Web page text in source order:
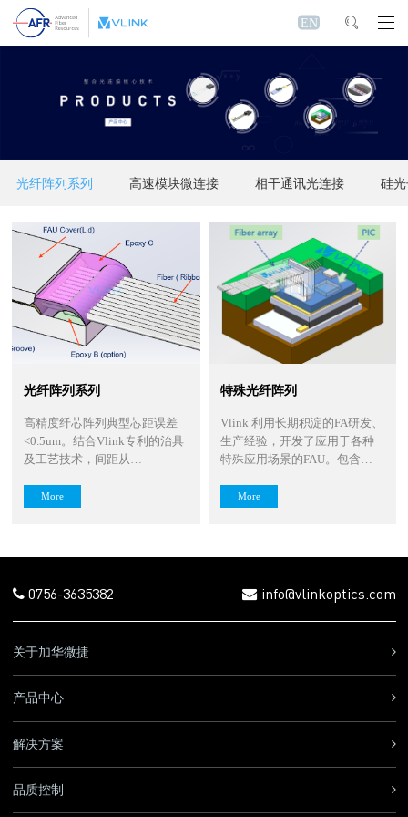
EN
光纤阵列系列 高速模块微连接 相干通讯光连接 硅
光纤阵列系列
高精度纤芯阵列典型芯距误差
<0.5um。结合Vlink专利的治具
及工艺技术，间距从
More
特殊光纤阵列
Vlink 利用长期积淀的FA研发、
生产经验，开发了应用于各种
特殊应用场景的FAU。包含：
More
0756-3635382 info@vlinkoptics.com
关于加华微捷
产品中心
解决方案
品质控制